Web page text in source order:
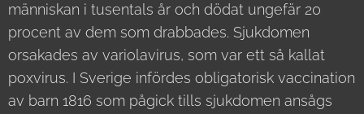
människan i tusentals år och dödat ungefär 20
procent av dem som drabbades. Sjukdomen
orsakades av variolavirus, som var ett så kallat
poxvirus. I Sverige infördes obligatorisk vaccination
av barn 1816 som pågick tills sjukdomen ansågs